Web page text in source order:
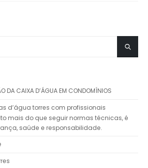
DA CAIXA D’ÁGUA EM CONDOMÍNIOS
d’água torres com profissionais
mais do que seguir normas técnicas, é
saúde e responsabilidade.